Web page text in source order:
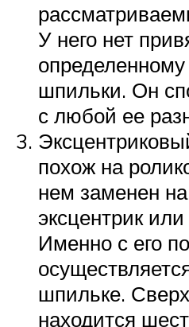
У него нет
шпильки. Он
с любой ее
похож на
нем заменен
эксцентрик
Именно с его
шпильке.
находится